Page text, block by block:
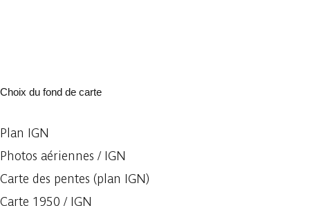
Choix du fond de carte
Plan IGN
Photos aériennes / IGN
Carte des pentes (plan IGN)
Carte 1950 / IGN